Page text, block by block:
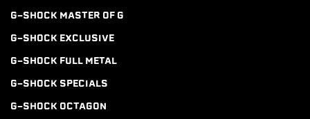
G-SHOCK MASTER OF G
G-SHOCK EXCLUSIVE
G-SHOCK FULL METAL
G-SHOCK SPECIALS
G-SHOCK OCTAGON